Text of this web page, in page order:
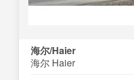
海尔/Haier
海尔 Haier